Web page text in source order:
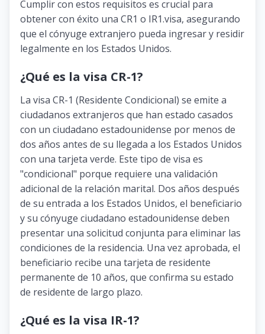
Cumplir con estos requisitos es crucial para
obtener con éxito una CR1 o IR1.visa, asegurando
que el cónyuge extranjero pueda ingresar y residir
legalmente en los Estados Unidos.
¿Qué es la visa CR-1?
La visa CR-1 (Residente Condicional) se emite a
ciudadanos extranjeros que han estado casados ​​
con un ciudadano estadounidense por menos de
dos años antes de su llegada a los Estados Unidos
con una tarjeta verde. Este tipo de visa es
"condicional" porque requiere una validación
adicional de la relación marital. Dos años después
de su entrada a los Estados Unidos, el beneficiario
y su cónyuge ciudadano estadounidense deben
presentar una solicitud conjunta para eliminar las
condiciones de la residencia. Una vez aprobada, el
beneficiario recibe una tarjeta de residente
permanente de 10 años, que confirma su estado
de residente de largo plazo.
¿Qué es la visa IR-1?